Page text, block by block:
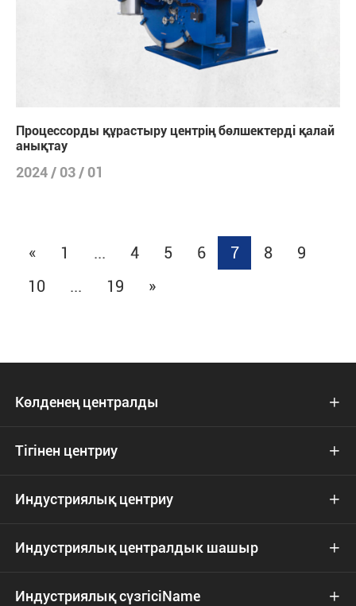
Процессорды құрастыру центрің бөлшектерді қалай
анықтау
2024 / 03 / 01
« 1 ... 4 5 6 7 8
9
10
... 19 »
Көлденең централды 
Тігінен центриу 
Индустриялық центриу 
Индустриялық централдык шашыр 
Индустриялық сүзгісіName 